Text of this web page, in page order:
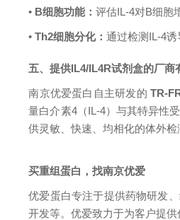
• B细胞功能：评估IL-4对B细胞
•Th2细胞分化：通过检测IL-4
五、提供IL4/IL4R试剂盒的厂商
南京优爱蛋白自主研发的TR-
量白介素4（IL-4）与其特异性
供灵敏、快速、均相化的体外检
买重组蛋白，找南京优爱
优爱蛋白专注于提供药物研发
开发等。优爱致力于为客户提